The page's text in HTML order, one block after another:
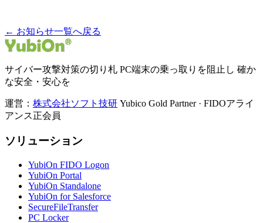
← お知らせ一覧へ戻る
サイバー攻撃対策の切り札 PC端末の乗っ取りを阻止し 確か
な安全・安心を
運営： 株式会社ソフト技研 Yubico Gold Partner · FIDOアライ
アンス正会員
ソリューション
YubiOn FIDO Logon
YubiOn Portal
YubiOn Standalone
YubiOn for Salesforce
SecureFileTransfer
PC Locker